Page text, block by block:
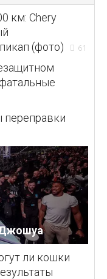
км: Chery
(фото)
61
переправки
ли кошки